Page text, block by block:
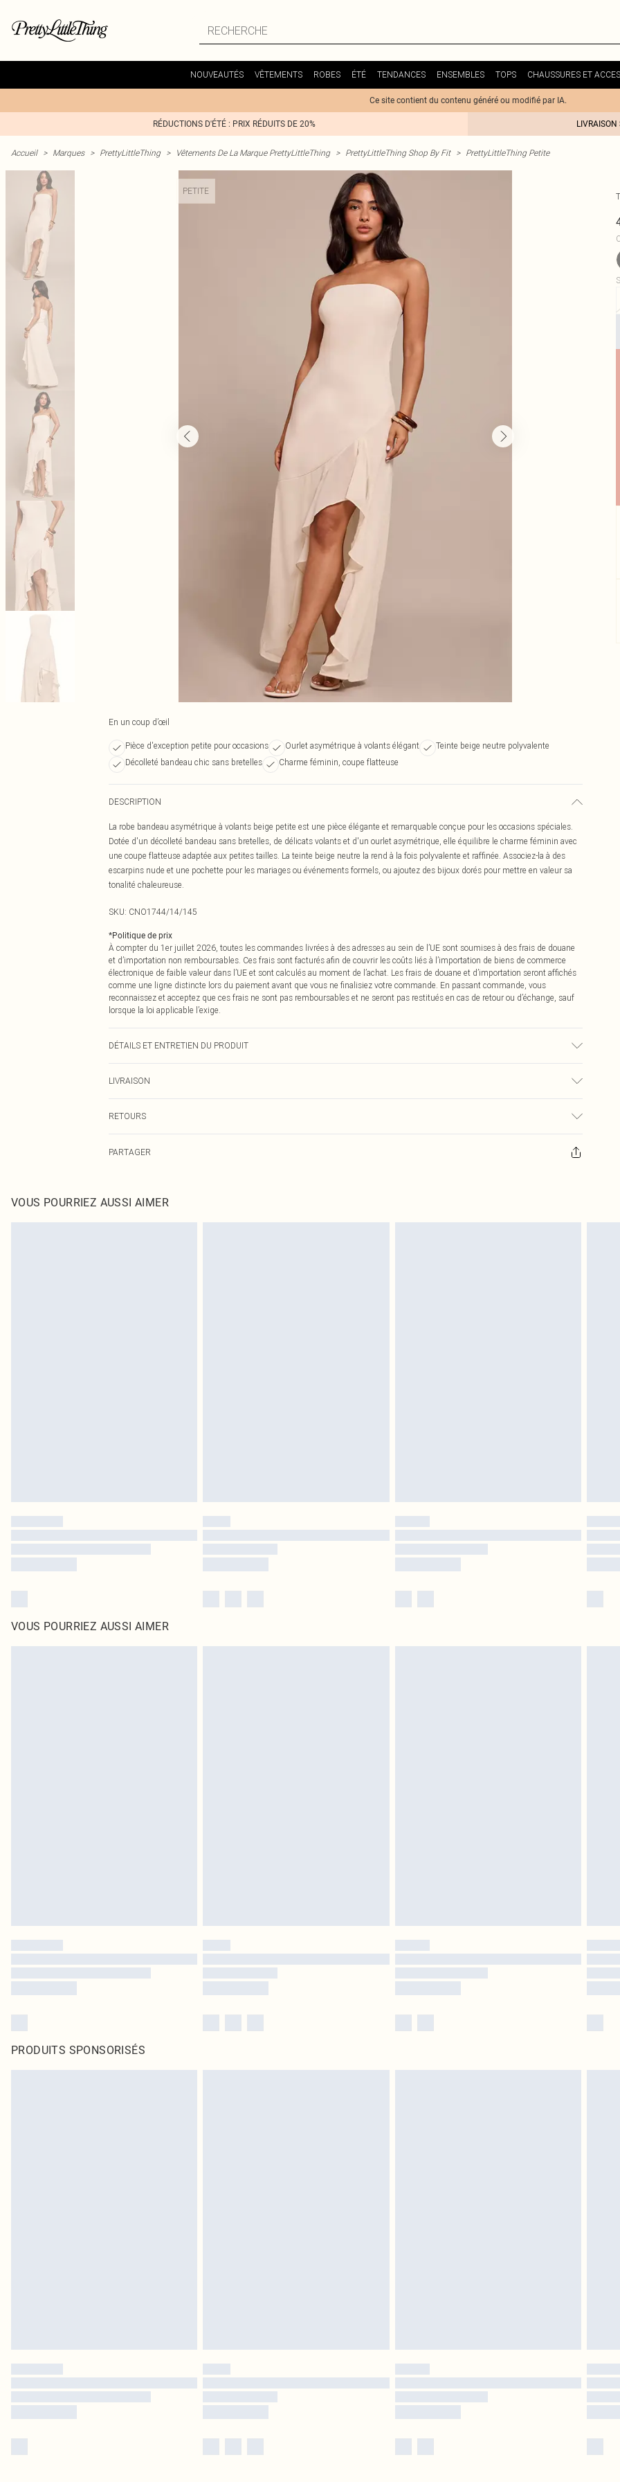
NOUVEAUTÉS VÊTEMENTS ROBES ÉTÉ TENDANCES ENSEMBLES TOPS CHAUSSURES ET
Ce site contient du contenu généré ou modifié par IA.
RÉDUCTIONS D'ÉTÉ : PRIX RÉDUITS DE 20%
Accueil > Marques > PrettyLittleThing > Vêtements De La Marque PrettyLittleThing > PrettyLittleThing Shop By Fit > PrettyLittleThing Petite
PETITE
En un coup d’œil
Pièce d'exception petite pour occasions Ourlet asymétrique à volants élégant
Teinte beige neutre polyvalente
Décolleté bandeau chic sans bretelles
Charme féminin, coupe flatteuse
DESCRIPTION
La robe bandeau asymétrique à volants beige petite est une pièce élégante et remarquable conçue pour les occasions spéciales.
Dotée d'un décolleté bandeau sans bretelles, de délicats volants et d'un ourlet asymétrique, elle équilibre le charme féminin avec
une coupe flatteuse adaptée aux petites tailles. La teinte beige neutre la rend à la fois polyvalente et raffinée. Associez-la à des
escarpins nude et une pochette pour les mariages ou événements formels, ou ajoutez des bijoux dorés pour mettre en valeur sa
tonalité chaleureuse.
SKU: CNO1744/14/145
*Politique de prix
À compter du 1er juillet 2026, toutes les commandes livrées à des adresses au sein de l’UE sont soumises à des frais de douane
et d’importation non remboursables. Ces frais sont facturés afin de couvrir les coûts liés à l’importation de biens de commerce
électronique de faible valeur dans l’UE et sont calculés au moment de l’achat. Les frais de douane et d’importation seront affichés
comme une ligne distincte lors du paiement avant que vous ne finalisiez votre commande. En passant commande, vous
reconnaissez et acceptez que ces frais ne sont pas remboursables et ne seront pas restitués en cas de retour ou d’échange, sauf
lorsque la loi applicable l’exige.
DÉTAILS ET ENTRETIEN DU PRODUIT
LIVRAISON
€7.99
RETOURS
Veuillez noter que nous ne pouvons pas rembourser les masques tendance, les cosmétiques, les bijoux pour piercings, les jouets
également être essayées en intérieur. Les articles pour la maison, y compris le linge de lit, les matelas, les surmatelas et les
PARTAGER
VOUS POURRIEZ AUSSI AIMER
VOUS POURRIEZ AUSSI AIMER
PRODUITS SPONSORISÉS